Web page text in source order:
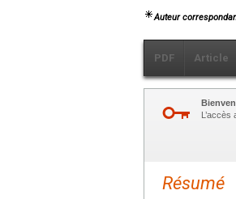
Auteur
PDF Article
L’accès
Résumé